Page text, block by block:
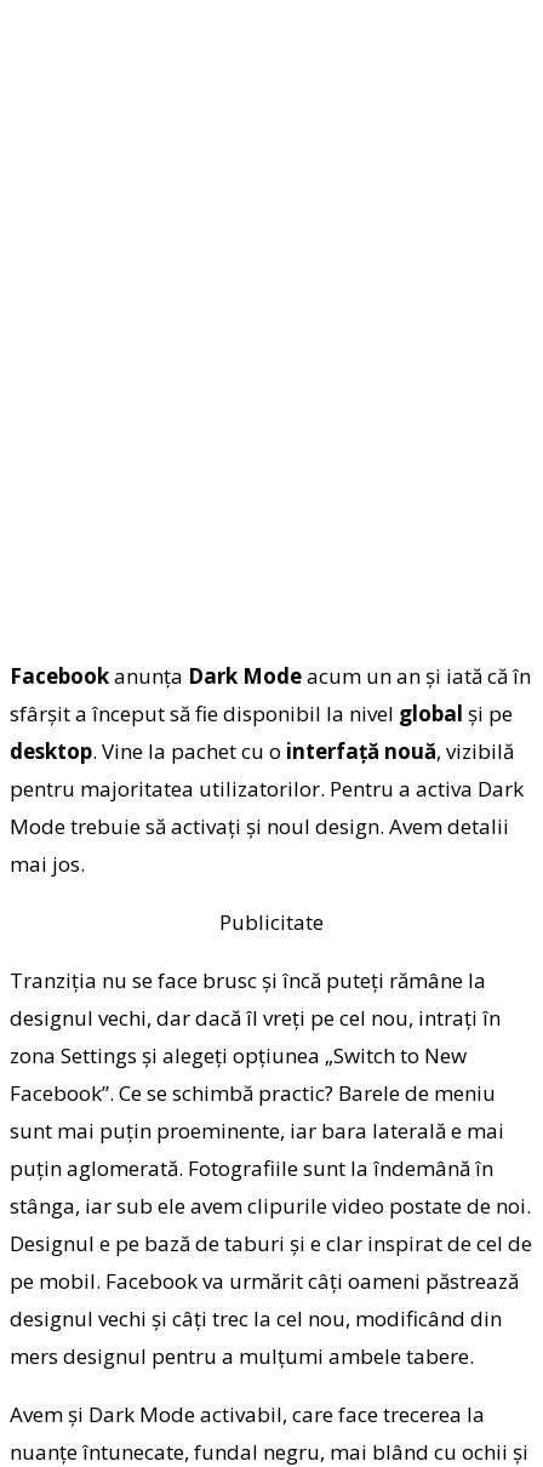
Facebookanunţa Dark Modeacum un an şi iată că în
sfârşit a început să fie disponibil la nivel global şi pe
desktop. Vine la pachet cu o interfaţă nouă, vizibilă
pentru majoritatea utilizatorilor. Pentru a activa Dark
Mode trebuie să activaţi şi noul design. Avem detalii
mai jos.
Publicitate
Tranziţia nu se face brusc şi încă puteţi rămâne la
designul vechi, dar dacă îl vreţi pe cel nou, intraţi în
zona Settings şi alegeţi opţiunea „Switch to New
Facebook”. Ce se schimbă practic? Barele de meniu
sunt mai puţin proeminente, iar bara laterală e mai
puţin aglomerată. Fotografiile sunt la îndemână în
stânga, iar sub ele avem clipurile video postate de noi.
Designul e pe bază de taburi şi e clar inspirat de cel de
pe mobil. Facebook va urmărit câţi oameni păstrează
designul vechi şi câţi trec la cel nou, modificând din
mers designul pentru a mulţumi ambele tabere.
Avem şi Dark Mode activabil, care face trecerea la
nuanţe întunecate, fundal negru, mai blând cu ochii şi